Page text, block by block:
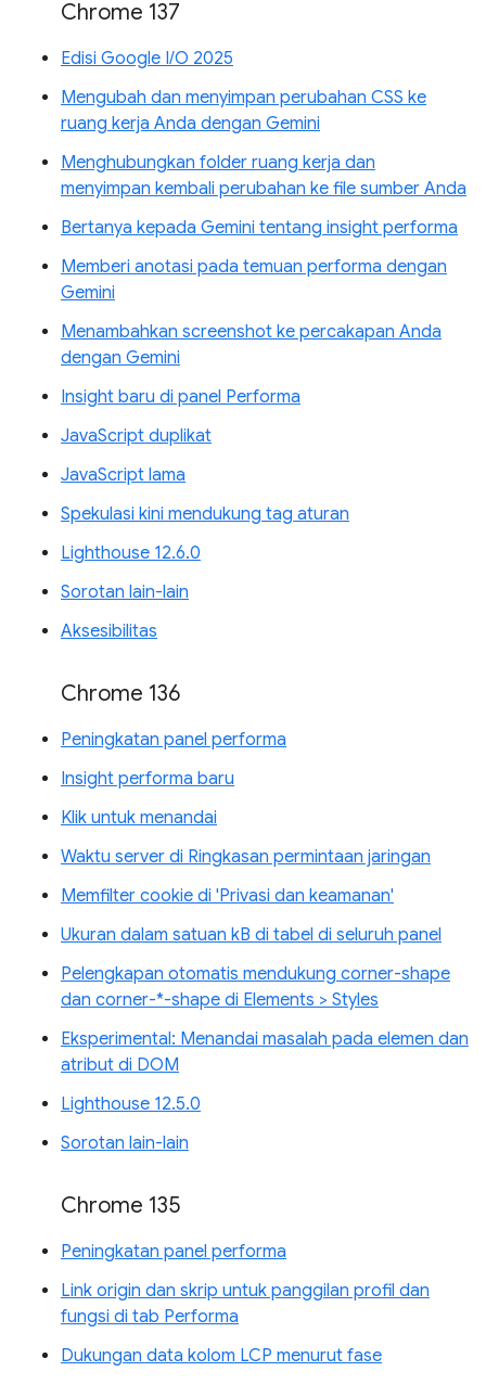
Chrome 137
Edisi Google I/O 2025
Mengubah dan menyimpan perubahan CSS ke
ruang kerja Anda dengan Gemini
Menghubungkan folder ruang kerja dan
menyimpan kembali perubahan ke file sumber Anda
Bertanya kepada Gemini tentang insight performa
Memberi anotasi pada temuan performa dengan
Gemini
Menambahkan screenshot ke percakapan Anda
dengan Gemini
Insight baru di panel Performa
JavaScript duplikat
JavaScript lama
Spekulasi kini mendukung tag aturan
Lighthouse 12.6.0
Sorotan lain-lain
Aksesibilitas
Chrome 136
Peningkatan panel performa
Insight performa baru
Klik untuk menandai
Waktu server di Ringkasan permintaan jaringan
Memfilter cookie di 'Privasi dan keamanan'
Ukuran dalam satuan kB di tabel di seluruh panel
Pelengkapan otomatis mendukung corner-shape
dan corner-*-shape di Elements > Styles
Eksperimental: Menandai masalah pada elemen dan
atribut di DOM
Lighthouse 12.5.0
Sorotan lain-lain
Chrome 135
Peningkatan panel performa
Link origin dan skrip untuk panggilan profil dan
fungsi di tab Performa
Dukungan data kolom LCP menurut fase